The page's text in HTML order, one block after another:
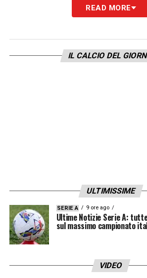
mano nell’area della Juve:
Shaarawy, Kelly tocca con il
tra gomito e fianco. Braccio
corpo e distanza ravvicinata.
READ MORE
IL CALCIO DEL
ULTIMISSIME
SERIE A 9 ore ago
Ultime Notizie Serie A:
sul massimo campionato
VIDEO